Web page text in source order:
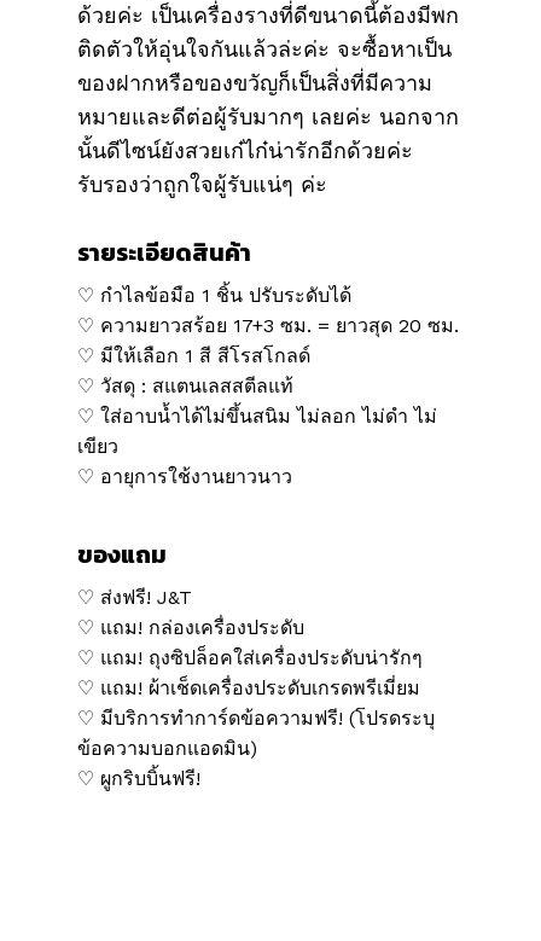
ด้วยค่ะ เป็นเครื่องรางที่ดีขนาดนี้ต้องมีพก
ติดตัวให้อุ่นใจกันแล้วล่ะค่ะ จะซื้อหาเป็น
ของฝากหรือของขวัญก็เป็นสิ่งที่มีความ
หมายและดีต่อผู้รับมากๆ เลยค่ะ นอกจาก
นั้นดีไซน์ยังสวยเก๋ไก๋น่ารักอีกด้วยค่ะ
รับรองว่าถูกใจผู้รับแน่ๆ ค่ะ
รายระเอียดสินค้า
♡ กำไลข้อมือ 1 ชิ้น ปรับระดับได้
♡ ความยาวสร้อย 17+3 ซม. = ยาวสุด 20 ซม.
♡ มีให้เลือก 1 สี สีโรสโกลด์
♡ วัสดุ : สแตนเลสสตีลแท้
♡ ใส่อาบน้ำได้ไม่ขึ้นสนิม ไม่ลอก ไม่ดำ ไม่
เขียว
♡ อายุการใช้งานยาวนาว
ของแถม
♡ ส่งฟรี! J&T
♡ แถม! กล่องเครื่องประดับ
♡ แถม! ถุงซิปล็อคใส่เครื่องประดับน่ารักๆ
♡ แถม! ผ้าเช็ดเครื่องประดับเกรดพรีเมี่ยม
♡ มีบริการทำการ์ดข้อความฟรี! (โปรดระบุ
ข้อความบอกแอดมิน)
♡ ผูกริบบิ้นฟรี!